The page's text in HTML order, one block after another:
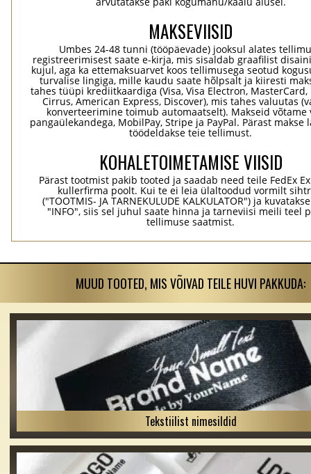
MAKSEVIISID
Umbes 24-48 tunni (tööpäevade) jooksul alates
registreerimisest saate e-kirja, mis sisaldab graafilist
kujul, aga ka ettemaksuarvet koos tellimusega seotud
turvalise lingiga, mille kaudu saate hõlpsalt ja kiiresti
tahes tüüpi krediitkaardiga (Visa, Visa Electron, MasterCard,
Cirrus, American Express, Discover), mis tahes valuutas
konverteerimine toimub automaatselt). Makseid võtame
pangaülekandega, MobilPay, Stripe ja PayPal. Pärast makse
töödeldakse teie tellimust.
KOHALETOIMETAMISE VIISID
Pärast tootmist pakib tooted ja saadab need teile FedEx
kullerfirma poolt. Kui te ei leia ülaltoodud vormilt
("TOOTMIS- JA TARNEKULUDE KALKULATOR") ja
"INFO", siis sel juhul saate hinna ja tarneviisi meili teel
tellimuse saatmist.
MUUD TOOTED, MIS VÕIVAD TEILE HUVI PAKKUDA:
Tekstiilist nimesildid